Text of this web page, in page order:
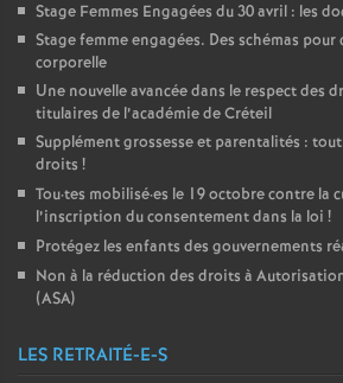
Stage Femmes Engagées du 30 avril : les
Stage femme engagées. Des schémas
corporelle
Une nouvelle avancée dans le respect des
titulaires de l’académie de Créteil
Supplément grossesse et parentalités :
droits !
Tou·tes mobilisé·es le 19 octobre contre la
l’inscription du consentement dans la loi !
Protégez les enfants des gouvernements
Non à la réduction des droits à
(ASA)
LES RETRAITÉ-E-S